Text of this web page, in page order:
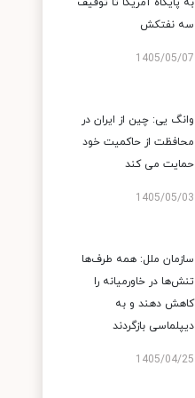
سه نفتکش
1405/05/07
وانگ یی: چین از ایران در
محافظت از حاکمیت خود
حمایت می کند
1405/05/03
سازمان ملل: همه طرف‌ها
تنش‌ها در خاورمیانه را
کاهش دهند و به
دیپلماسی بازگردند
1405/04/25